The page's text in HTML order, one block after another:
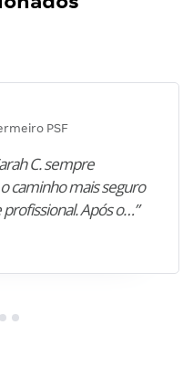
PSF
C. sempre
caminho mais seguro
Após o…”